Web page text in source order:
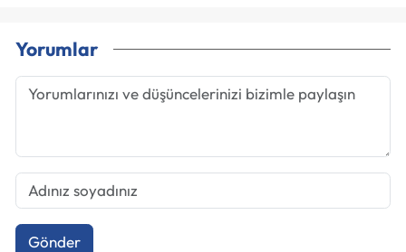
Yorumlar
Gönder